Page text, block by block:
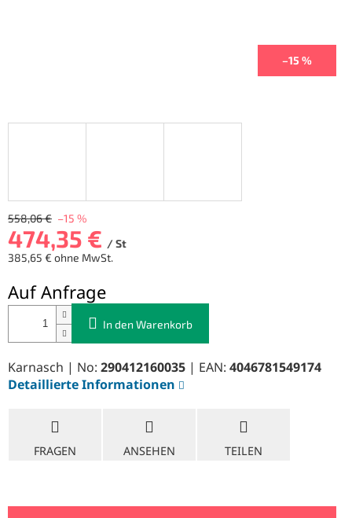
–15 %
558,06 € –15 %
474,35 € / St
385,65 € ohne MwSt.
Auf Anfrage
In den Warenkorb
Karnasch | No: 290412160035 | EAN: 4046781549174
Detaillierte Informationen
FRAGEN ANSEHEN TEILEN